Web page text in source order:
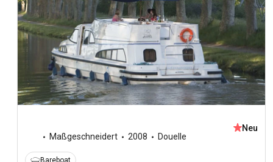
Maßgeschneidert 2008 Douelle
Neu
Bareboat